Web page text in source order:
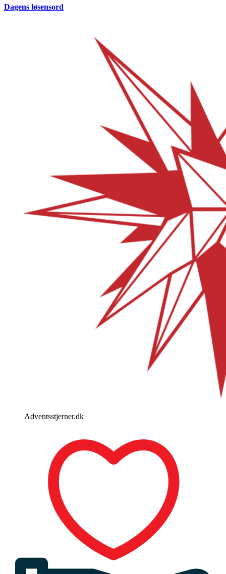
Dagens løsensord
Adventsstjerner.dk